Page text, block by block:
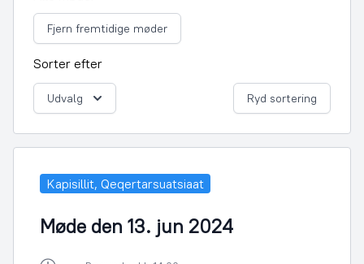
Fjern fremtidige møder
Sorter efter
Udvalg Ryd sortering
Kapisillit, Qeqertarsuatsiaat
Møde den 13. jun 2024